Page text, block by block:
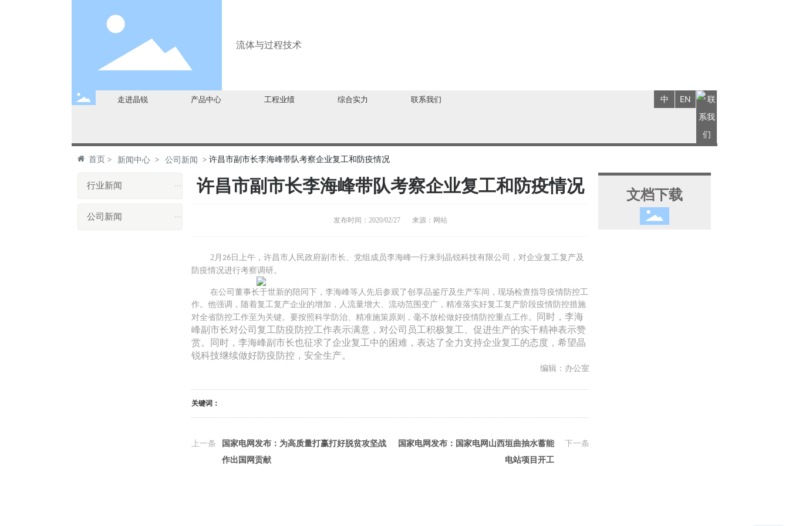
流体与过程技术
走进晶锐 产品中心 工程业绩 综合实力 联系我们 中 EN
首页 新闻中心 公司新闻 许昌市副市长李海峰带队考察企业复工和防疫情况
行业新闻
公司新闻
许昌市副市长李海峰带队考察企业复工和防疫情况
发布时间： 2020/02/27 来源： 网站
2月 26日上午，许昌市人民政府副市长、党组成员李海峰一行来到晶锐科技有限公司，对企业复工复产及
防疫情况进行考察调研。
在公司董事长于世新的陪同下，李海峰等人先后参观了创享品鉴厅及生产车间，现场检查指导疫情防控工
作。他强调，随着复工复产企业的增加，人流量增大、流动范围变广，精准落实好复工复产阶段疫情防控措施
对全省防控工作至为关键。要按照科学防治、精准施策原则，毫不放松做好疫情防控重点工作。
同时，李海
峰副市长对公司复工防疫防控工作表示满意，对公司员工积极复工、促进生产的实干精神表示赞
赏。同时，李海峰副市长也征求了企业复工中的困难，表达了全力支持企业复工的态度，希望晶
锐科技继续做好防疫防控，安全生产。
编辑：办公室
关键词：
上一条
国家电网发布：为高质量打赢打好脱贫攻坚战
作出国网贡献
国家电网发布：国家电网山西垣曲抽水蓄能
电站项目开工
下一条
文档下载